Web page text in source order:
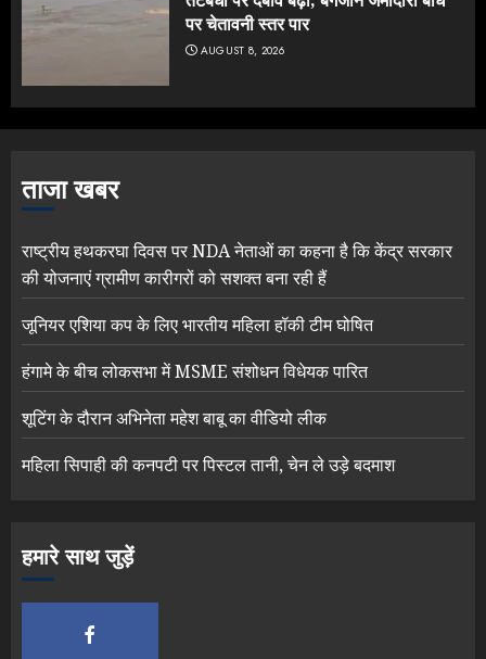
पर चेतावनी स्तर पार
AUGUST 8, 2026
ताजा खबर
राष्ट्रीय हथकरघा दिवस पर NDA नेताओं का कहना है कि केंद्र सरकार
की योजनाएं ग्रामीण कारीगरों को सशक्त बना रही हैं
जूनियर एशिया कप के लिए भारतीय महिला हॉकी टीम घोषित
हंगामे के बीच लोकसभा में MSME संशोधन विधेयक पारित
शूटिंग के दौरान अभिनेता महेश बाबू का वीडियो लीक
महिला सिपाही की कनपटी पर पिस्टल तानी, चेन ले उड़े बदमाश
हमारे साथ जुड़ें